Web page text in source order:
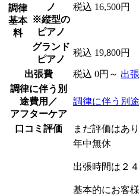
調律
基本
料
ノ
※縦型の
ピアノ
税込 16,500円
グランド
ピアノ
税込 19,800円
出張費 税込 0円～ 出
調律に伴う別
途費用／
アフターケア
調律に伴う別
口コミ評価 まだ評価はあ
年中無休
出張時間は２
基本的にお客